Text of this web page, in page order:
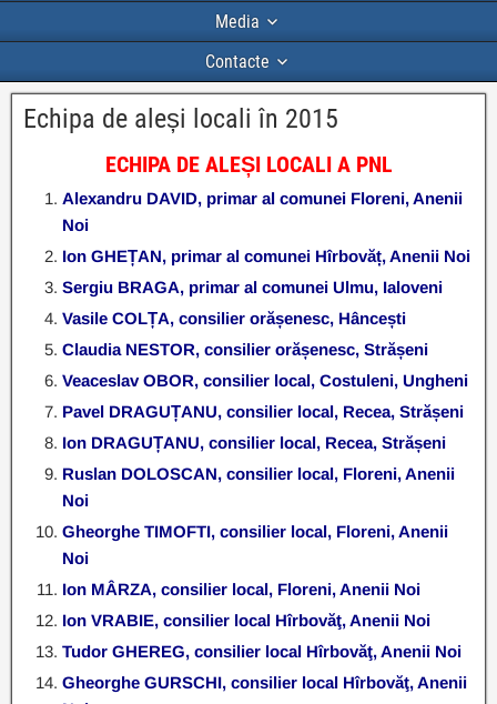
Media
Contacte
Echipa de aleși locali în 2015
ECHIPA DE ALEȘI LOCALI A PNL
Alexandru DAVID, primar al comunei Floreni, Anenii
Noi
Ion GHEȚAN, primar al comunei Hîrbovăț, Anenii Noi
Sergiu BRAGA, primar al comunei Ulmu, Ialoveni
Vasile COLȚA, consilier orășenesc, Hâncești
Claudia NESTOR, consilier orășenesc, Strășeni
Veaceslav OBOR, consilier local, Costuleni, Ungheni
Pavel DRAGUȚANU, consilier local, Recea, Strășeni
Ion DRAGUȚANU, consilier local, Recea, Strășeni
Ruslan DOLOSCAN, consilier local, Floreni, Anenii
Noi
Gheorghe TIMOFTI, consilier local, Floreni, Anenii
Noi
Ion MÂRZA, consilier local, Floreni, Anenii Noi
Ion VRABIE, consilier local Hîrbovăţ, Anenii Noi
Tudor GHEREG, consilier local Hîrbovăţ, Anenii Noi
Gheorghe GURSCHI, consilier local Hîrbovăţ, Anenii